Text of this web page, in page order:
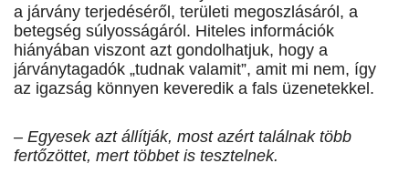
a járvány terjedéséről, területi megoszlásáról, a
betegség súlyosságáról. Hiteles információk
hiányában viszont azt gondolhatjuk, hogy a
járványtagadók „tudnak valamit”, amit mi nem, így
az igazság könnyen keveredik a fals üzenetekkel.
– Egyesek azt állítják, most azért találnak több
fertőzöttet, mert többet is tesztelnek.